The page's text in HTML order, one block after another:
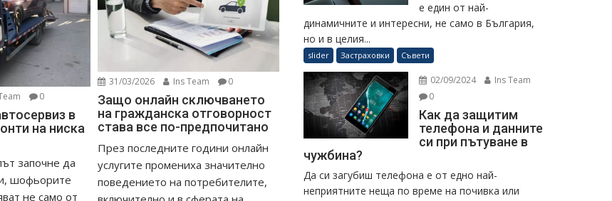
0
в
на ниска
започне да
шофьорите
не само от
31/03/2026 Ins Team 0
Защо онлайн сключването
на гражданска отговорност
става все по-предпочитано
През последните години онлайн
услугите промениха значително
поведението на потребителите,
е един от най-
динамичните и интересни, не само в България,
но и в целия...
slider Застраховки Съвети
02/09/2024
Ins Team
0
Как да защитим
телефона и данните
си при пътуване в
чужбина?
Да си загубиш телефона е от едно най-
неприятните неща по време на почивка или